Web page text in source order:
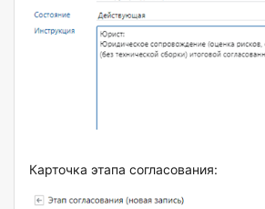
Карточка этапа согласования: